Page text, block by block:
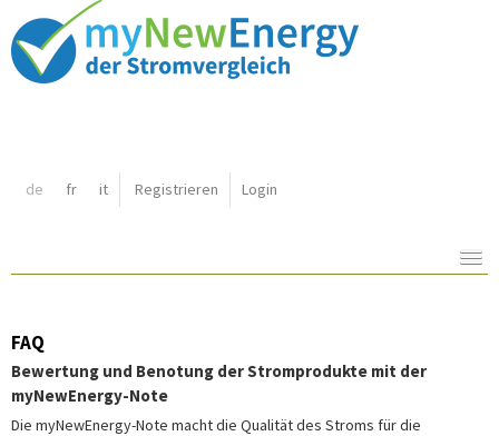
de fr it Registrieren Login
Inhalt:
FAQ
Bewertung und Benotung der Stromprodukte mit der
myNewEnergy-Note
Die myNewEnergy-Note macht die Qualität des Stroms für die